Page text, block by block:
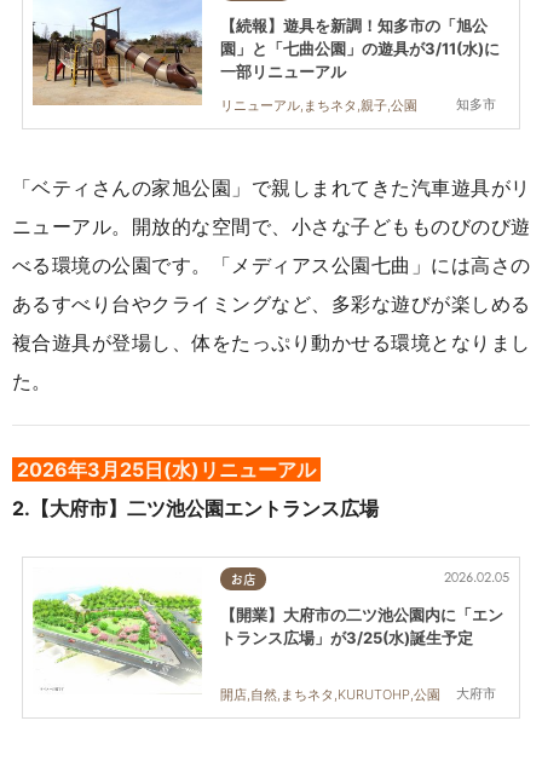
知多市
【続報】遊具を新調！知多市の「旭公
園」と「七曲公園」の遊具が3/11(水)に
一部リニューアル
リニューアル,まちネタ,親子,公園
「ベティさんの家旭公園」で親しまれてきた汽車遊具がリ
ニューアル。開放的な空間で、小さな子どもものびのび遊
べる環境の公園です。「メディアス公園七曲」には高さの
あるすべり台やクライミングなど、多彩な遊びが楽しめる
複合遊具が登場し、体をたっぷり動かせる環境となりまし
た。
2026年3月25日(水)リニューアル
2.【大府市】 二ツ池公園エントランス広場
お店
大府市
2026.02.05
【開業】大府市の二ツ池公園内に「エン
トランス広場」が3/25(水)誕生予定
開店,自然,まちネタ,KURUTOHP,公園